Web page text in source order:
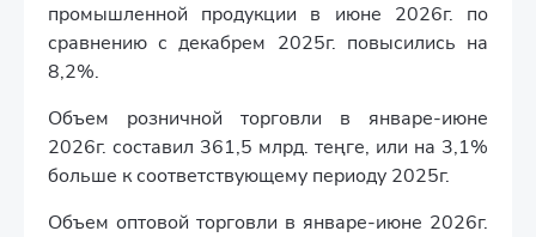
промышленной продукции в июне 2026г. по
сравнению с декабрем 2025г. повысились на
8,2%.
Объем розничной торговли в январе-июне
2026г. составил 361,5 млрд. теңге, или на 3,1%
больше к соответствующему периоду 2025г.
Объем оптовой торговли в январе-июне 2026г.